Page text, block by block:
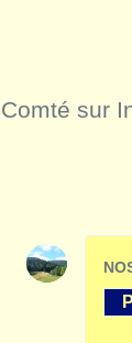
sur